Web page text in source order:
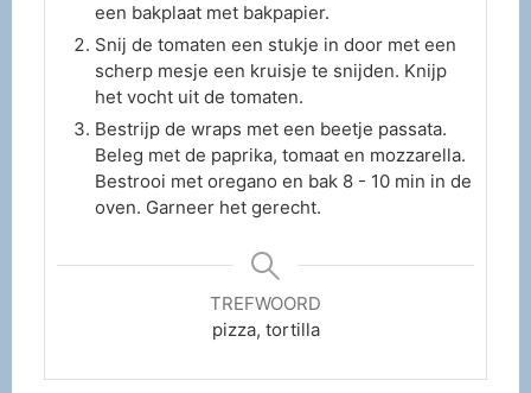
een bakplaat met bakpapier.
Snij de tomaten een stukje in door met een
scherp mesje een kruisje te snijden. Knijp
het vocht uit de tomaten.
Bestrijp de wraps met een beetje passata.
Beleg met de paprika, tomaat en mozzarella.
Bestrooi met oregano en bak 8 - 10 min in de
oven. Garneer het gerecht.
TREFWOORD
pizza, tortilla